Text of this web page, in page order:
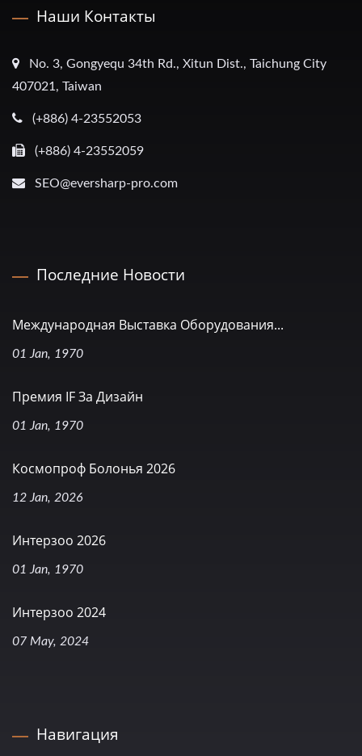
Наши Контакты
No. 3, Gongyequ 34th Rd., Xitun Dist., Taichung City
407021, Taiwan
(+886) 4-23552053
(+886) 4-23552059
SEO@eversharp-pro.com
Последние Новости
Международная Выставка Оборудования...
01 Jan, 1970
Премия IF За Дизайн
01 Jan, 1970
Космопроф Болонья 2026
12 Jan, 2026
Интерзоо 2026
01 Jan, 1970
Интерзоо 2024
07 May, 2024
Навигация